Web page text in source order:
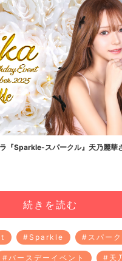
『Sparkle-スパークル』天乃麗華
#Sparkle #スパー
#バースデーイベント #天
続きを読む